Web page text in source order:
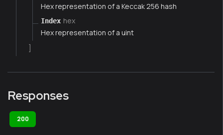
Hex representation of a Keccak 256 hash
Index hex
Hex representation of a uint
Responses
200